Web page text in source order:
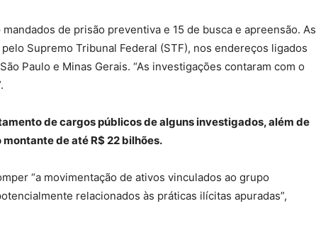
de prisão preventiva e 15 de busca e apreensão. As
Supremo Tribunal Federal (STF), nos endereços ligados
Paulo e Minas Gerais. “As investigações contaram com o
de cargos públicos de alguns investigados, além de
de até R$ 22 bilhões.
“a movimentação de ativos vinculados ao grupo
relacionados às práticas ilícitas apuradas”,